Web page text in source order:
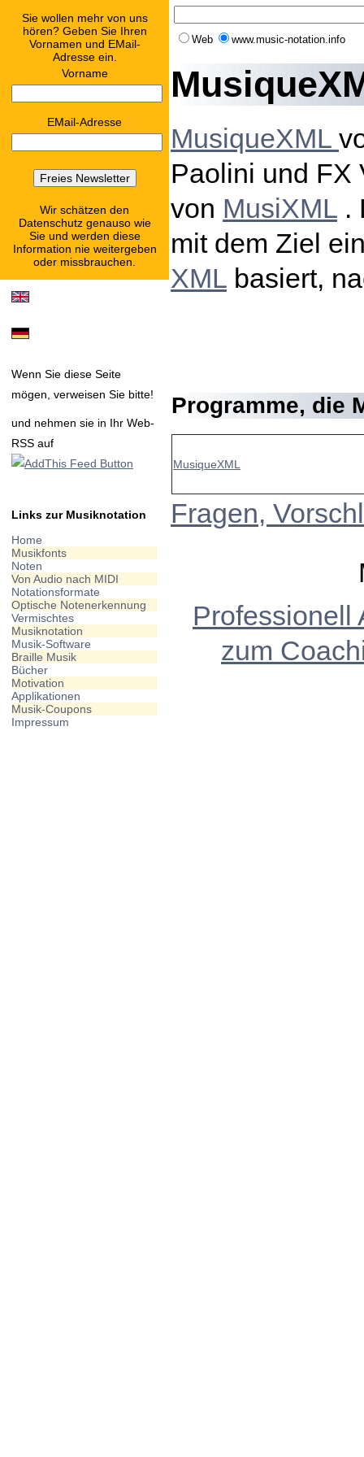
Sie wollen mehr von uns
hören? Geben Sie Ihren
Vornamen und EMail-
Adresse ein.
Vorname
EMail-Adresse
Wir schätzen den
Datenschutz genauso wie
Sie und werden diese
Information nie weitergeben
oder missbrauchen.
Wenn Sie diese Seite
mögen, verweisen Sie bitte!
und nehmen sie in Ihr Web-
RSS auf
Links zur Musiknotation
Home
Musikfonts
Noten
Von Audio nach MIDI
Notationsformate
Optische Notenerkennung
Vermischtes
Musiknotation
Musik-Software
Braille Musik
Bücher
Motivation
Applikationen
Musik-Coupons
Impressum
Web www.music-notation.info
MusiqueXML
Paolini und FX
von MusiXML .
mit dem Ziel
XML basiert,
Programme, die
MusiqueXML
Fragen,
Professionell
zum